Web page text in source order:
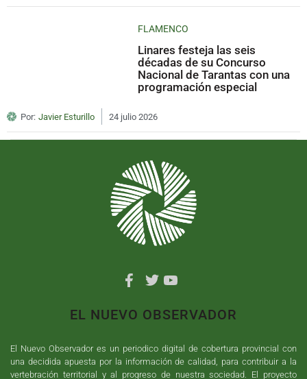
FLAMENCO
Linares festeja las seis
décadas de su Concurso
Nacional de Tarantas con una
programación especial
Por: Javier Esturillo 24 julio 2026
EL NUEVO OBSERVADOR
El Nuevo Observador es un periodico digital de cobertura provincial con
una decidida apuesta por la información de calidad, para contribuir a la
vertebración territorial y al progreso de nuestra sociedad. El proyecto